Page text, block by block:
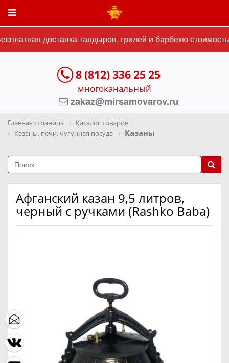
доставка тандыров, грилей и барбекю
8 (812) 336 25 25
многоканальный
zakaz@mirsamovarov.ru
Главная страница
Каталог товаров
Казаны, печи, чугунная посуда
Казаны
Афганский казан 9,5 литров,
черный с ручками (Rashko Baba)